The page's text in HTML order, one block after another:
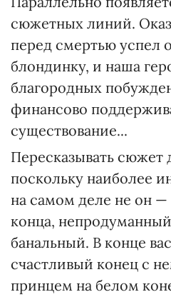
сюжетных линий.
перед смертью успел
блондинку, и наша
благородных
финансово
существование...
Пересказывать сюжет
поскольку наиболее
на самом деле не он
конца,
банальный. В конце
счастливый конец с
принцем на белом